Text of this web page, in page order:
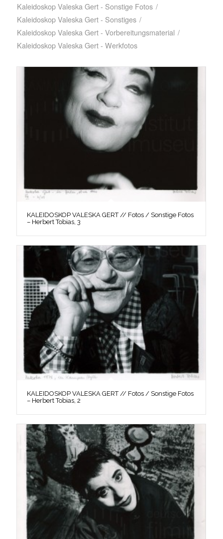
Kaleidoskop Valeska Gert - Sonstige Fotos /
Kaleidoskop Valeska Gert - Sonstiges /
Kaleidoskop Valeska Gert - Vorbereitungsmaterial /
Kaleidoskop Valeska Gert - Werkfotos
KALEIDOSKOP VALESKA GERT // Fotos / Sonstige Fotos
– Herbert Tobias, 3
KALEIDOSKOP VALESKA GERT // Fotos / Sonstige Fotos
– Herbert Tobias, 2